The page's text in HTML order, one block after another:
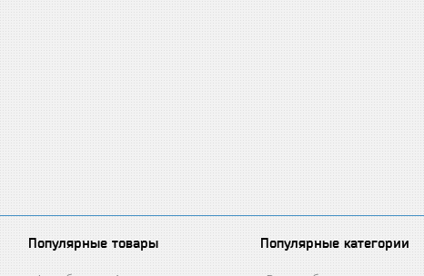
Популярные товары Популярные категории